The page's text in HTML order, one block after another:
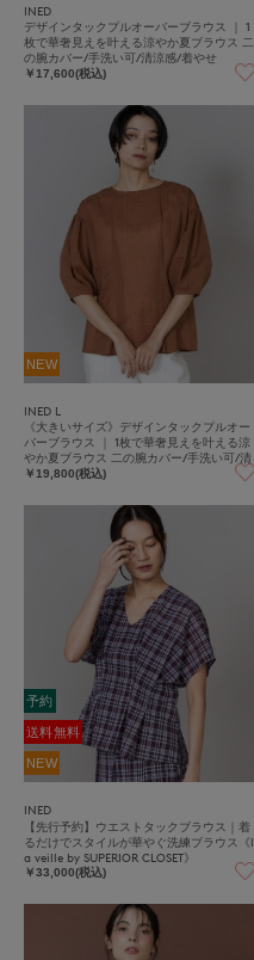
INED
デザインタックプルオーバーブラウス ｜ 1
枚で華奢見えを叶える涼やか夏ブラウス 二
の腕カバー/手洗い可/清涼感/着やせ
￥17,600(税込)
NEW
INED L
《大きいサイズ》デザインタックプルオー
バーブラウス ｜ 1枚で華奢見えを叶える涼
やか夏ブラウス 二の腕カバー/手洗い可/清
涼感/着やせ
￥19,800(税込)
予約
送料無料
NEW
INED
【先行予約】ウエストタックブラウス｜着
るだけでスタイルが華やぐ洗練ブラウス《l
a veille by SUPERIOR CLOSET》
￥33,000(税込)